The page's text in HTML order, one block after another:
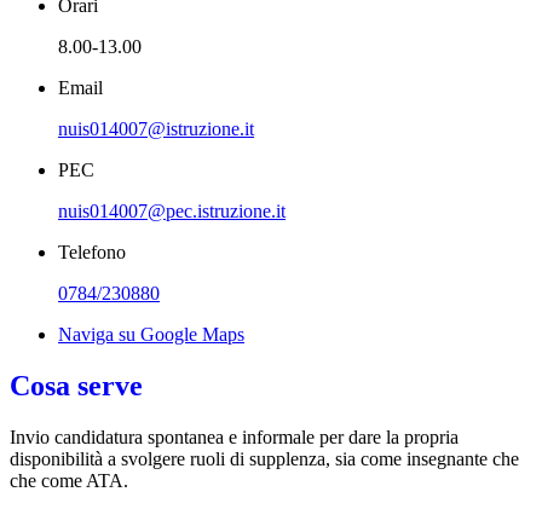
Orari
8.00-13.00
Email
nuis014007@istruzione.it
PEC
nuis014007@pec.istruzione.it
Telefono
0784/230880
Naviga su Google Maps
Cosa serve
Invio candidatura spontanea e informale per dare la propria
disponibilità a svolgere ruoli di supplenza, sia come insegnante che
che come ATA.